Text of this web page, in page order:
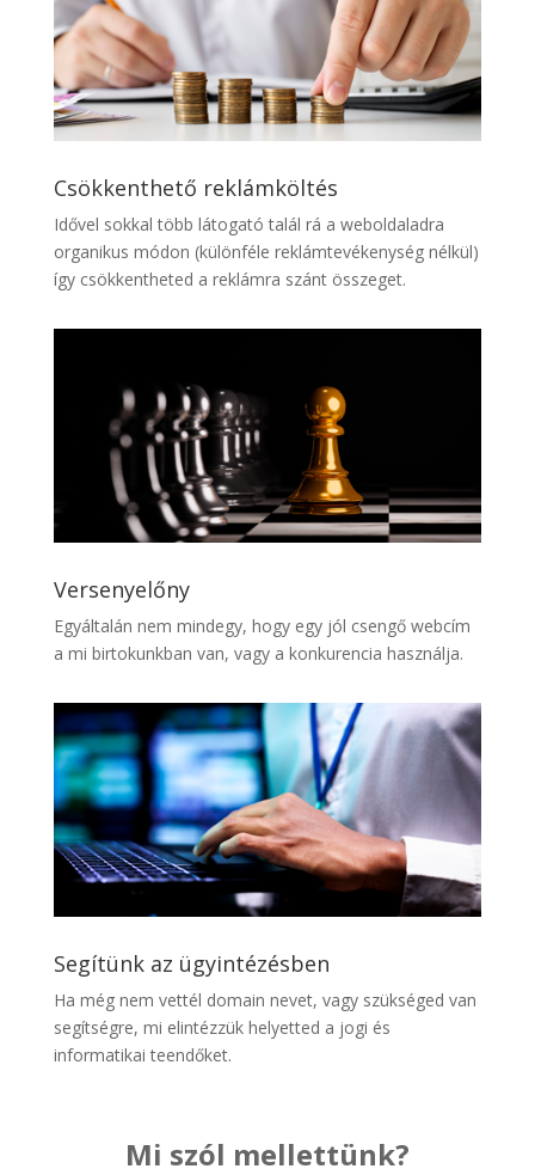
Csökkenthető reklámköltés
Idővel sokkal több látogató talál rá a weboldaladra
organikus módon (különféle reklámtevékenység nélkül)
így csökkentheted a reklámra szánt összeget.
Versenyelőny
Egyáltalán nem mindegy, hogy egy jól csengő webcím
a mi birtokunkban van, vagy a konkurencia használja.
Segítünk az ügyintézésben
Ha még nem vettél domain nevet, vagy szükséged van
segítségre, mi elintézzük helyetted a jogi és
informatikai teendőket.
Mi szól mellettünk?